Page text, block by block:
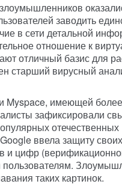
заводить
в сети детальной
отношение к
отличный базис для
старший вирусный
Myspace, имеющей
зафиксировали
отечественных
ввела защиту
и цифр
таких картинок.